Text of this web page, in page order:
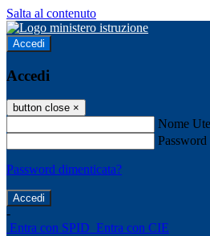
Salta al contenuto
Accedi
Accedi
button close ×
Nome
Password
Password dimenticata?
-
Entra con SPID Entra con CIE